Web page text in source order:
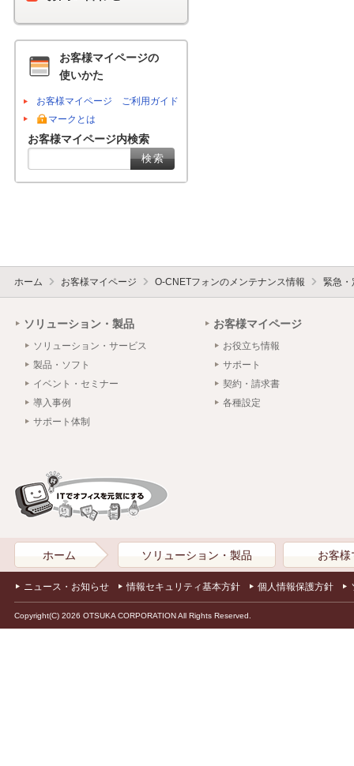
お客様マイページの
使いかた
お客様マイページ ご利用ガイド
マークとは
お客様マイページ内検索
ホーム お客様マイページ O-CNETフォンのメンテナンス情報 緊急・
ソリューション・製品
ソリューション・サービス
製品・ソフト
イベント・セミナー
導入事例
サポート体制
お客様マイページ
お役立ち情報
サポート
契約・請求書
各種設定
ホーム ソリューション・製品 お客様
ニュース・お知らせ 情報セキュリティ基本方針 個人情報保護方針
Copyright(C) 2026 OTSUKA CORPORATION All Rights Reserved.